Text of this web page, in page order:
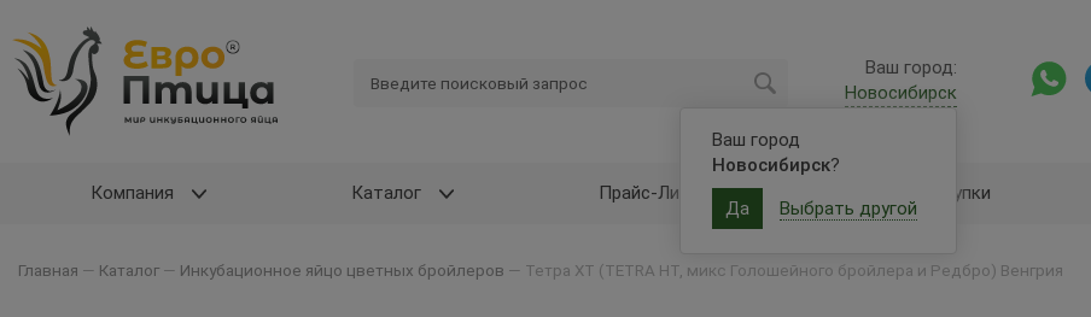
Ваш город:
Новосибирск
Ваш город
Новосибирск?
Да
Выбрать другой
Компания Каталог Прайс-Лист Оптовые закупки
Главная — Каталог — Инкубационное яйцо цветных бройлеров — Тетра ХТ (TETRA HT, микс Голошейного бройлера и Редбро) Венгрия